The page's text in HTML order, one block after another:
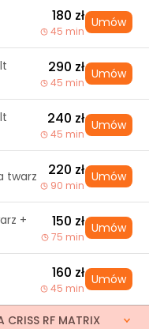
180 zł
45 min
Umów
290 zł
45 min
Umów
240 zł
45 min
Umów
twarz 220 zł
90 min
Umów
+
150 zł
75 min
Umów
160 zł
45 min
Umów
CRISS RF MATRIX